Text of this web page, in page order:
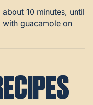
10 minutes, until
with guacamole on